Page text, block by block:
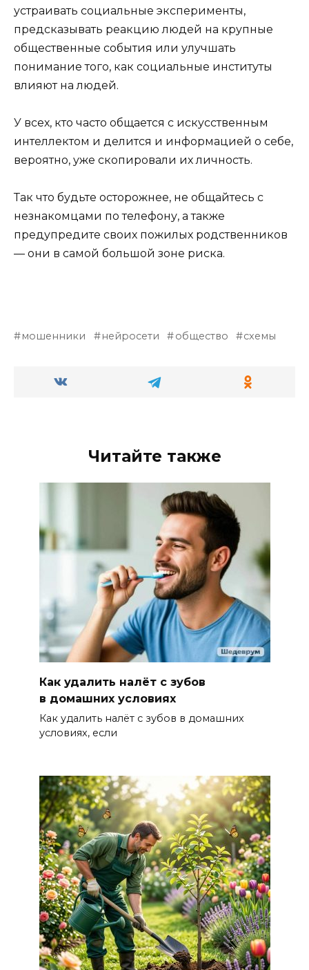
устраивать социальные эксперименты,
предсказывать реакцию людей на крупные
общественные события или улучшать
понимание того, как социальные институты
влияют на людей.
У всех, кто часто общается с искусственным
интеллектом и делится и информацией о себе,
вероятно, уже скопировали их личность.
Так что будьте осторожнее, не общайтесь с
незнакомцами по телефону, а также
предупредите своих пожилых родственников
— они в самой большой зоне риска.
мошенники нейросети общество схемы
Читайте также
Как удалить налёт с зубов
в домашних условиях
Как удалить налёт с зубов в домашних
условиях, если